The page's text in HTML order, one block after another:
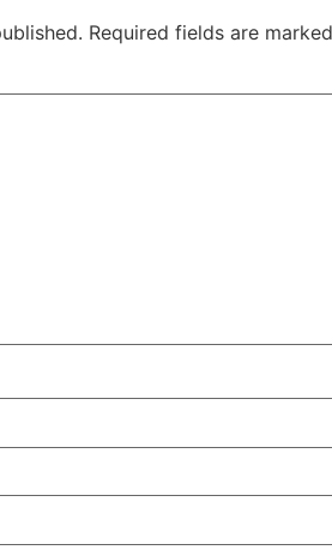
Required fields are marked